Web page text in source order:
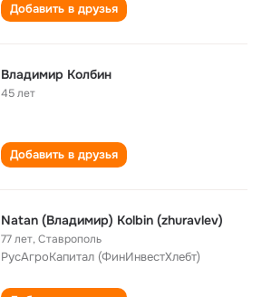
Добавить в друзья
Владимир Колбин
45 лет
Добавить в друзья
Natan (Владимир) Kolbin (zhuravlev)
77 лет,Ставрополь
РусАгроКапитал (ФинИнвестХлебт)